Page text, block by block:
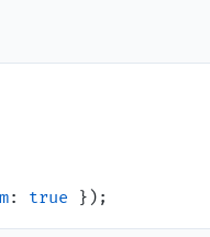
: true